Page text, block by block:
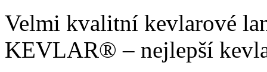
Velmi kvalitní kevlarové
KEVLAR® – nejlepší